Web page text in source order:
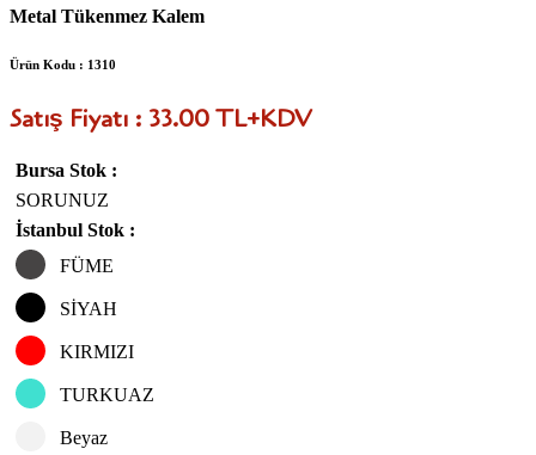
Metal Tükenmez Kalem
Ürün Kodu : 1310
Satış Fiyatı : 33.00 TL+KDV
Bursa Stok :
SORUNUZ
İstanbul Stok :
FÜME
SİYAH
KIRMIZI
TURKUAZ
Beyaz